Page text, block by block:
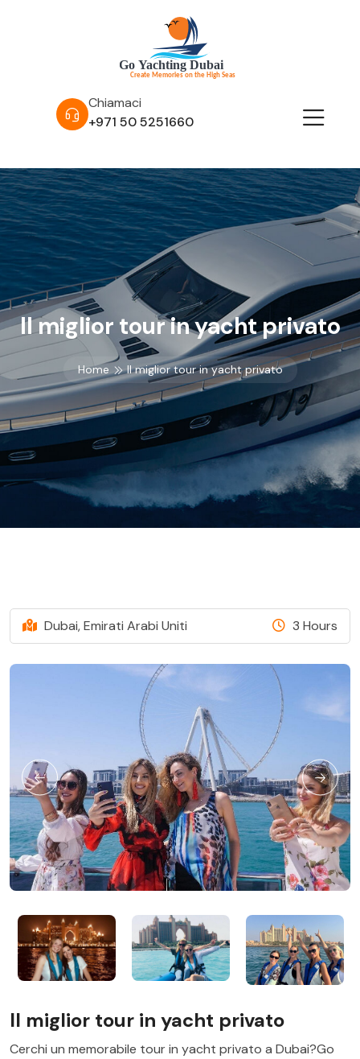
Chiamaci
+971 50 5251660
Il miglior tour in yacht privato
Home Il miglior tour in yacht privato
Dubai, Emirati Arabi Uniti 3 Hours
Il miglior tour in yacht privato
Cerchi un memorabile tour in yacht privato a Dubai?Go